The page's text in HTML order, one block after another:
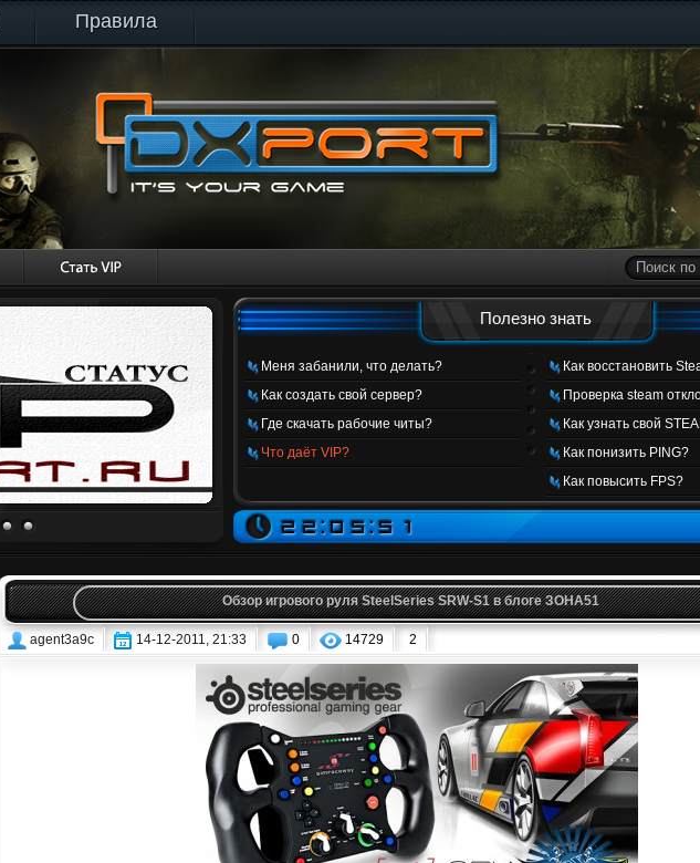
Правила
Полезно знать
Меня забанили, что делать?
Как создать свой сервер?
Где скачать рабочие читы?
Что даёт VIP?
Как восстановить
Проверка steam
Как узнать свой
Как понизить PING?
Как повысить FPS?
Обзор игрового руля SteelSeries SRW-S1 в блоге ЗОНА51
agent3a9c 14-12-2011, 21:33 0 14729 2